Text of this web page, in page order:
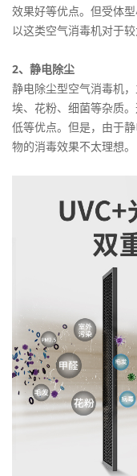
效果好等优点。但受体
以这类空气消毒机对于
2、静电除尘
静电除尘型空气消毒机
埃、花粉、细菌等杂质
低等优点。但是，由于
物的消毒效果不太理想。